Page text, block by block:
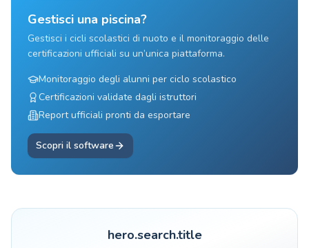
Gestisci una piscina?
Gestisci i cicli scolastici di nuoto e il monitoraggio delle
certificazioni ufficiali su un’unica piattaforma.
Monitoraggio degli alunni per ciclo scolastico
Certificazioni validate dagli istruttori
Report ufficiali pronti da esportare
Scopri il software
hero.search.title